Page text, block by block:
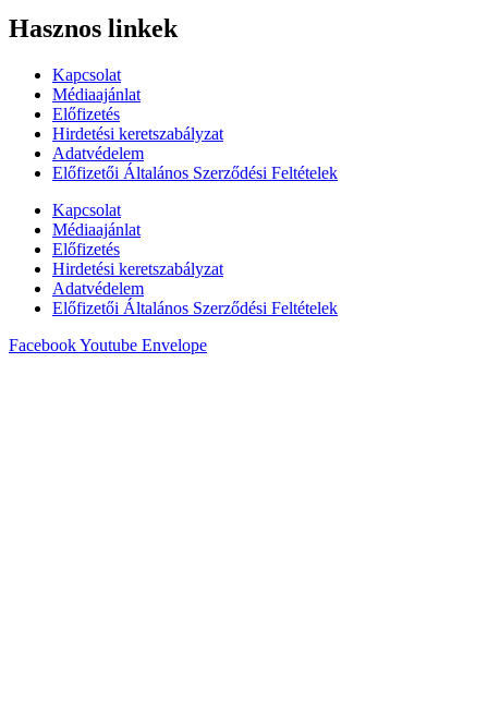
Hasznos linkek
Kapcsolat
Médiaajánlat
Előfizetés
Hirdetési keretszabályzat
Adatvédelem
Előfizetői Általános Szerződési Feltételek
Kapcsolat
Médiaajánlat
Előfizetés
Hirdetési keretszabályzat
Adatvédelem
Előfizetői Általános Szerződési Feltételek
FacebookYoutube Envelope